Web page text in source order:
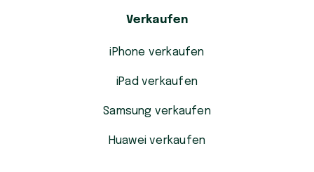
Verkaufen
iPhone verkaufen
iPad verkaufen
Samsung verkaufen
Huawei verkaufen